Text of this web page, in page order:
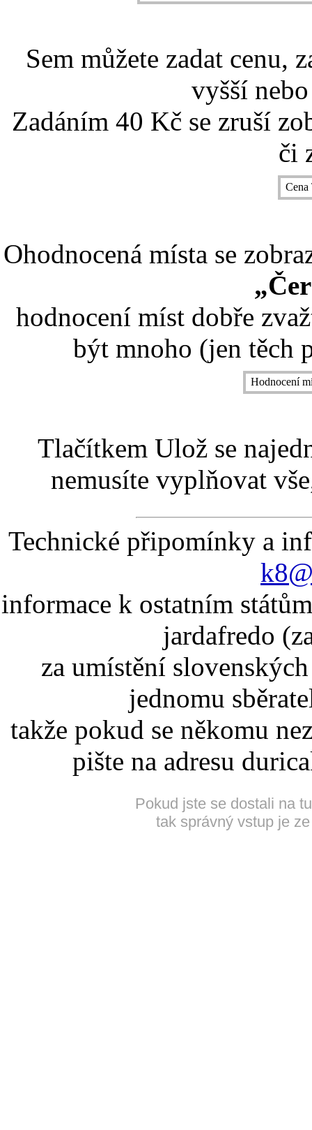
Sem můžete zadat cenu,
vyšší
Zadáním 40 Kč se zruší
či
Ohodnocená místa se
hodnocení míst dobře
být mnoho (jen těch
Hodnocení
Tlačítkem Ulož se
nemusíte vyplňovat
Technické připomínky a
informace k ostatním
jardafredo
za umístění
jednomu
takže pokud se někomu
pište na adresu
Pokud jste se dostali na
tak správný vstup je